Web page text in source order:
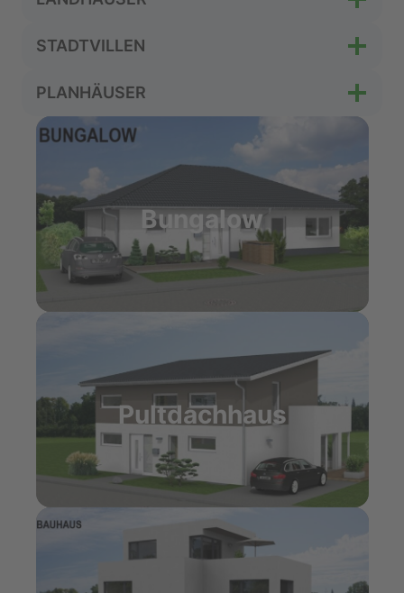
STADTVILLEN
PLANHÄUSER
Bungalow
Pultdachhaus